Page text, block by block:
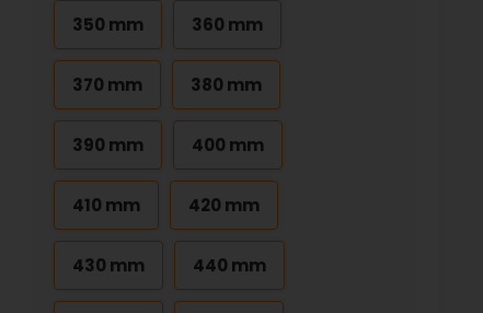
350 mm 360 mm
370 mm 380 mm
390 mm 400 mm
410 mm 420 mm
430 mm 440 mm